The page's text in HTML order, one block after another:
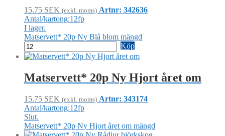
15.75 SEK (exkl. moms) Artnr: 342636
Antal/kartong:12fp
I lager.
Matservett* 20p Ny Blå blom mängd
Köp
Matservett* 20p Ny Hjort året om
15.75 SEK (exkl. moms) Artnr: 343174
Antal/kartong:12fp
Slut.
Matservett* 20p Ny Hjort året om mängd